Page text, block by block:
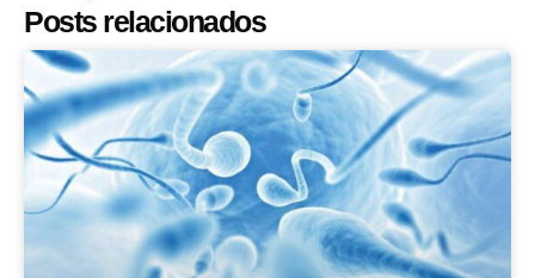
Posts relacionados